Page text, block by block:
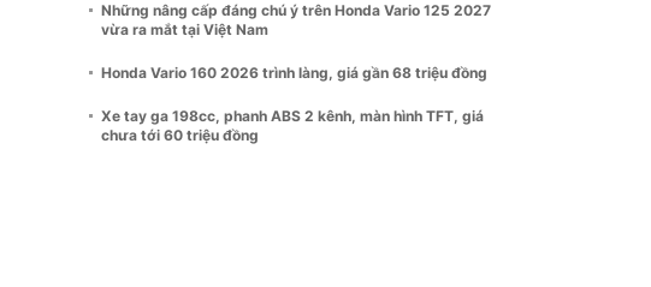
Những nâng cấp đáng chú ý trên Honda Vario 125 2027
vừa ra mắt tại Việt Nam
Honda Vario 160 2026 trình làng, giá gần 68 triệu đồng
Xe tay ga 198cc, phanh ABS 2 kênh, màn hình TFT, giá
chưa tới 60 triệu đồng